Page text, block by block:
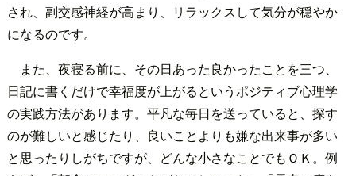
され、副交感神経が高まり、リラックスして気分が穏やか
になるのです。
また、夜寝る前に、その日あった良かったことを三つ、
日記に書くだけで幸福度が上がるというポジティブ心理学
の実践方法があります。平凡な毎日を送っていると、探す
のが難しいと感じたり、良いことよりも嫌な出来事が多い
と思ったりしがちですが、どんな小さなことでもＯＫ。例